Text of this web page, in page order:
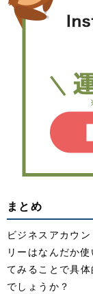
まとめ
ビジネスアカウ
リーはなんだか
てみることで具
でしょうか？